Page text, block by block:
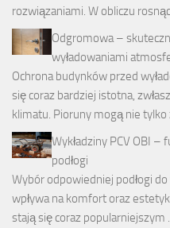
rozwiązaniami. W obliczu
Odgromowa –
wyładowaniami
Ochrona budynków przed
się coraz bardziej istotna,
klimatu. Pioruny mogą nie tylko
Wykładziny PCV OBI –
podłogi
Wybór odpowiedniej podłogi
wpływa na komfort oraz
stają się coraz popularniejszym …